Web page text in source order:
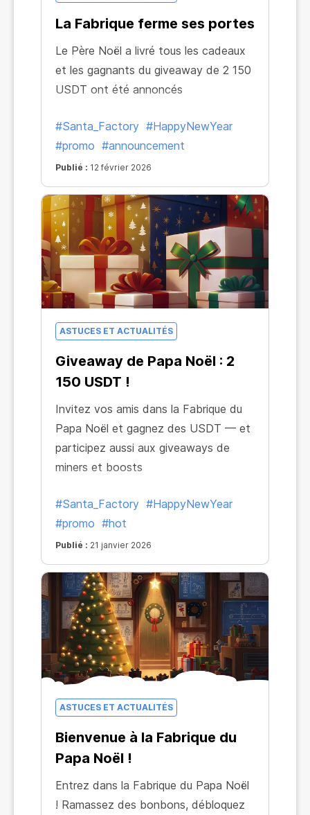
La Fabrique ferme ses portes
Le Père Noël a livré tous les cadeaux
et les gagnants du giveaway de 2 150
USDT ont été annoncés
#Santa_Factory #HappyNewYear
#promo #announcement
Publié : 12 février 2026
ASTUCES ET ACTUALITÉS
Giveaway de Papa Noël : 2
150 USDT !
Invitez vos amis dans la Fabrique du
Papa Noël et gagnez des USDT — et
participez aussi aux giveaways de
miners et boosts
#Santa_Factory #HappyNewYear
#promo #hot
Publié : 21 janvier 2026
ASTUCES ET ACTUALITÉS
Bienvenue à la Fabrique du
Papa Noël !
Entrez dans la Fabrique du Papa Noël
! Ramassez des bonbons, débloquez